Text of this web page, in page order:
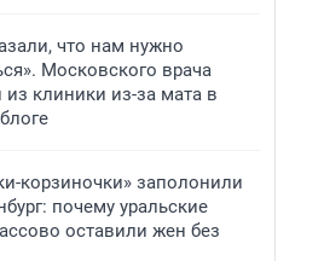
что нам нужно
Московского врача
из клиники из-за мата в
корзиночки» заполонили
почему уральские
оставили жен без